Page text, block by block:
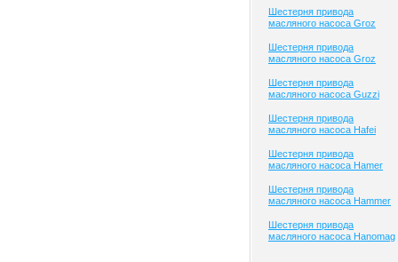
Шестерня привода
масляного насоса Groz
Шестерня привода
масляного насоса Groz
Шестерня привода
масляного насоса Guzzi
Шестерня привода
масляного насоса Hafei
Шестерня привода
масляного насоса Hamer
Шестерня привода
масляного насоса Hammer
Шестерня привода
масляного насоса Hanomag